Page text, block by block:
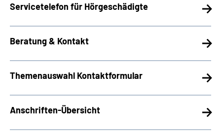
Servicetelefon für Hörgeschädigte
Beratung & Kontakt
Themenauswahl Kontaktformular
Anschriften-Übersicht